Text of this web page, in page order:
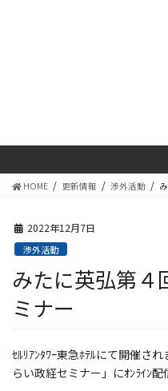
移
HOME 更新情報 渉外活動
2022年12月7日
渉外活動
みたに英弘第４
ミナー
ｾﾙﾘｱﾝﾀﾜｰ東急ﾎﾃﾙにて開催さ
らい政経セミナー」にｵﾝﾗｲﾝ